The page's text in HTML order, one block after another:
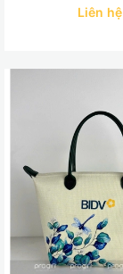
Liên hệ